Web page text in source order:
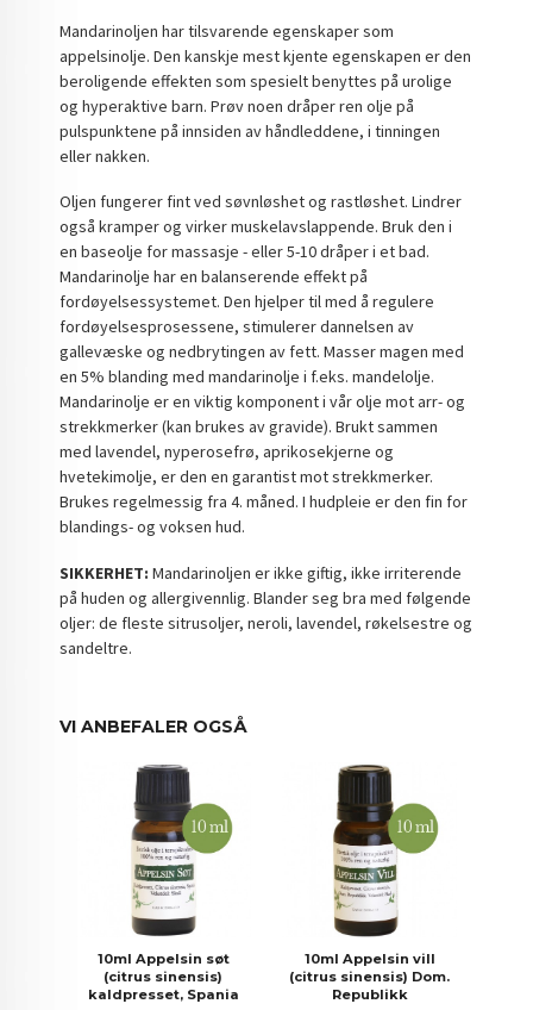
Mandarinoljen har tilsvarende egenskaper som
appelsinolje. Den kanskje mest kjente egenskapen er den
beroligende effekten som spesielt benyttes på urolige
og hyperaktive barn. Prøv noen dråper ren olje på
pulspunktene på innsiden av håndleddene, i tinningen
eller nakken.
Oljen fungerer fint ved søvnløshet og rastløshet. Lindrer
også kramper og virker muskelavslappende. Bruk den i
en baseolje for massasje - eller 5-10 dråper i et bad.
Mandarinolje har en balanserende effekt på
fordøyelsessystemet. Den hjelper til med å regulere
fordøyelsesprosessene, stimulerer dannelsen av
gallevæske og nedbrytingen av fett. Masser magen med
en 5% blanding med mandarinolje i f.eks. mandelolje.
Mandarinolje er en viktig komponent i vår olje mot arr- og
strekkmerker (kan brukes av gravide). Brukt sammen
med lavendel, nyperosefrø, aprikosekjerne og
hvetekimolje, er den en garantist mot strekkmerker.
Brukes regelmessig fra 4. måned. I hudpleie er den fin for
blandings- og voksen hud.
SIKKERHET: Mandarinoljen er ikke giftig, ikke irriterende
på huden og allergivennlig. Blander seg bra med følgende
oljer: de fleste sitrusoljer, neroli, lavendel, røkelsestre og
sandeltre.
VI ANBEFALER OGSÅ
10ml Appelsin søt
(citrus sinensis)
kaldpresset, Spania
10ml Appelsin vill
(citrus sinensis) Dom.
Republikk